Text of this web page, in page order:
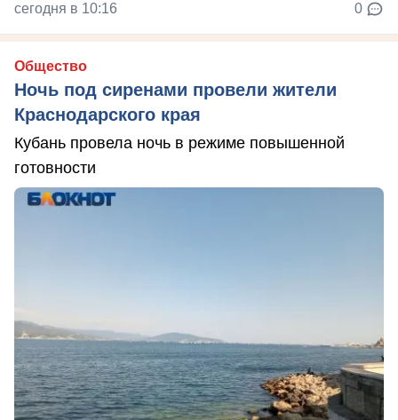
сегодня в 10:16 0
Общество
Ночь под сиренами провели жители
Краснодарского края
Кубань провела ночь в режиме повышенной
готовности